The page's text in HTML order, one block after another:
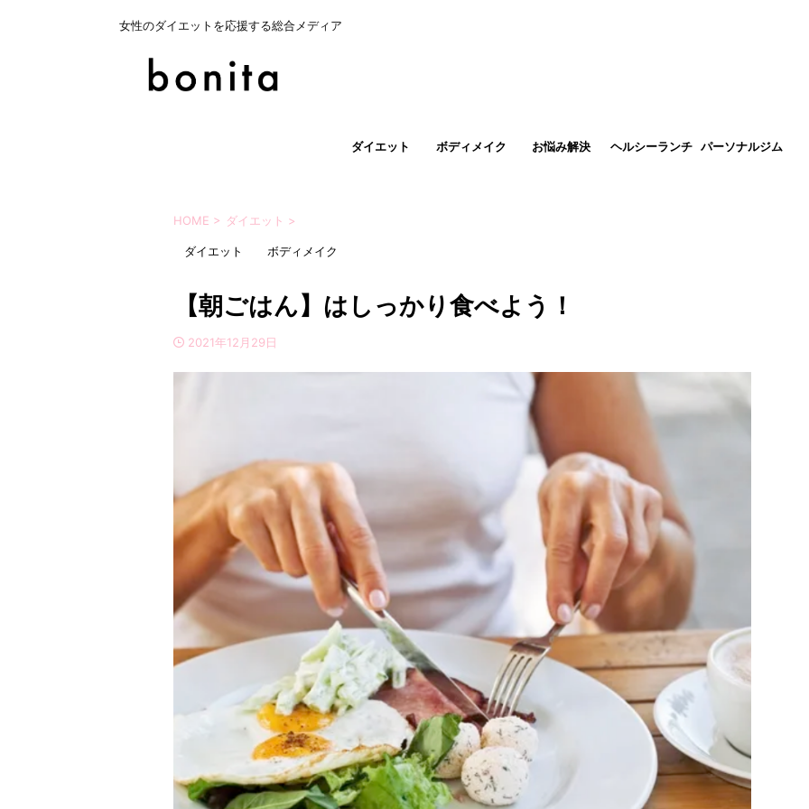
女性のダイエットを応援する総合メディア
ダイエット ボディメイク お悩み解決 ヘルシーランチ パーソナルジム
HOME > ダイエット >
ダイエット ボディメイク
【朝ごはん】はしっかり食べよう！
2021年12月29日